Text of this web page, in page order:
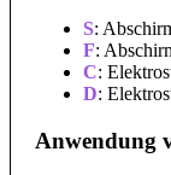
S:
F:
C:
D:
Anwendung